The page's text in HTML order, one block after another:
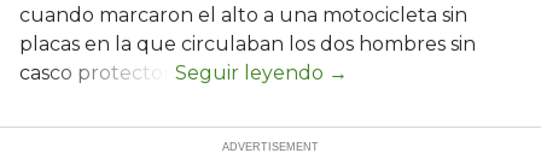
cuando marcaron el alto a una motocicleta sin
placas en la que circulaban los dos hombres sin
casco protector.